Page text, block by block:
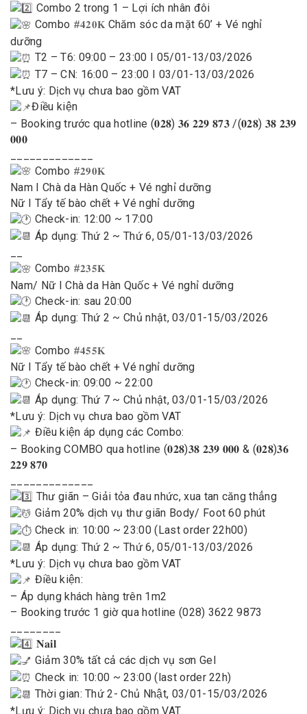
Combo 2 trong 1 – Lợi ích nhân đôi
Combo #𝟒𝟐𝟎𝐊 Chăm sóc da mặt 60’ + Vé nghỉ
dưỡng
T2 – T6: 09:00 – 23:00 I 05/01-13/03/2026
T7 – CN: 16:00 – 23:00 I 03/01-13/03/2026
*Lưu ý: Dịch vụ chưa bao gồm VAT
Điều kiện
– Booking trước qua hotline (𝟎𝟐𝟖) 𝟑𝟔 𝟐𝟐𝟗 𝟖𝟕𝟑 /(𝟎𝟐𝟖) 𝟑𝟖 𝟐𝟑𝟗
𝟎𝟎𝟎
Combo #𝟐𝟗𝟎𝐊
Nam I Chà da Hàn Quốc + Vé nghỉ dưỡng
Nữ I Tẩy tế bào chết + Vé nghỉ dưỡng
Check-in: 12:00 ~ 17:00
Áp dụng: Thứ 2 ~ Thứ 6, 05/01-13/03/2026
Combo #𝟐𝟑𝟓𝐊
Nam/ Nữ I Chà da Hàn Quốc + Vé nghỉ dưỡng
Check-in: sau 20:00
Áp dụng: Thứ 2 ~ Chủ nhật, 03/01-15/03/2026
Combo #𝟒𝟓𝟓𝐊
Nữ I Tẩy tế bào chết + Vé nghỉ dưỡng
Check-in: 09:00 ~ 22:00
Áp dụng: Thứ 7 ~ Chủ nhật, 03/01-15/03/2026
*Lưu ý: Dịch vụ chưa bao gồm VAT
Điều kiện áp dụng các Combo:
– Booking COMBO qua hotline (𝟎𝟐𝟖)𝟑𝟖 𝟐𝟑𝟗 𝟎𝟎𝟎 & (𝟎𝟐𝟖)𝟑𝟔
𝟐𝟐𝟗 𝟖𝟕𝟎
Thư giãn – Giải tỏa đau nhức, xua tan căng thẳng
Giảm 20% dịch vụ thư giãn Body/ Foot 60 phút
Check in: 10:00 ~ 23:00 (Last order 22h00)
Áp dụng: Thứ 2 ~ Thứ 6, 05/01-13/03/2026
*Lưu ý: Dịch vụ chưa bao gồm VAT
Điều kiện:
– Áp dụng khách hàng trên 1m2
– Booking trước 1 giờ qua hotline (028) 3622 9873
𝐍𝐚𝐢𝐥
Giảm 30% tất cả các dịch vụ sơn Gel
Check in: 10:00 ~ 23:00 (last order 22h)
Thời gian: Thứ 2- Chủ Nhật, 03/01-15/03/2026
*Lưu ý: Dịch vụ chưa bao gồm VAT